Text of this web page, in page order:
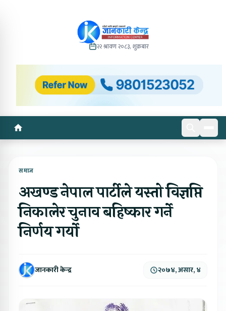
२२ श्रावण २०८३, शुक्रबार
समाज
अखण्ड नेपाल पार्टीले यस्तो विज्ञप्ति
निकालेर चुनाव बहिष्कार गर्ने
निर्णय गर्यो
जानकारी केन्द्र २०७४, असार, ४